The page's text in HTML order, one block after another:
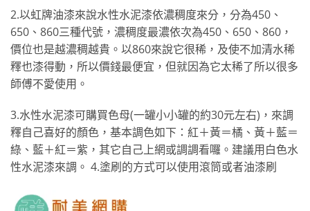
2.以虹牌油漆來說水性水泥漆依濃稠度來分，分為450、
650、860三種代號，濃稠度最濃依次為450、650、860，
價位也是越濃稠越貴。以860來說它很稀，及使不加清水稀
釋也漆得動，所以價錢最便宜，但就因為它太稀了所以很多
師傅不愛使用。
3.水性水泥漆可購買色母(一罐小小罐的約30元左右)，來調
釋自己喜好的顏色，基本調色如下：紅＋黃＝橘、黃＋藍＝
綠、藍＋紅＝紫，其它自己上網或調調看囉。建議用白色水
性水泥漆來調。 4.塗刷的方式可以使用滾筒或者油漆刷